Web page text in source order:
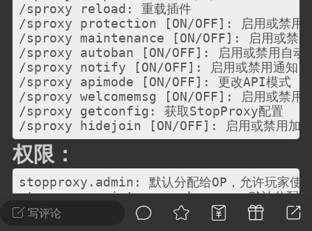
11 5.9k
潮涌核心
永久赞助者
24 23:37
电脑端 整合包分享
主页反馈贴
反馈你遇到的问题 以及 你期望的功能等
不方便可尝试通过邮箱与作者进行反馈
写评论
/sproxy reload: 重载插件
/sproxy protection [ON/OFF]: 启用或禁用
/sproxy maintenance [ON/OFF]: 启用或禁用
/sproxy autoban [ON/OFF]: 启用或禁用自动
/sproxy notify [ON/OFF]: 启用或禁用通知
/sproxy apimode [ON/OFF]: 更改API模式
/sproxy welcomemsg [ON/OFF]: 启用或禁用
/sproxy getconfig: 获取StopProxy配置
/sproxy hidejoin [ON/OFF]: 启用或禁用加入
权限：
stopproxy.admin: 默认分配给OP，允许玩家使
stopproxy.maintenance.bypass: 默认分配给
stopproxy.nocheck: 默认分配给OP，授予玩家